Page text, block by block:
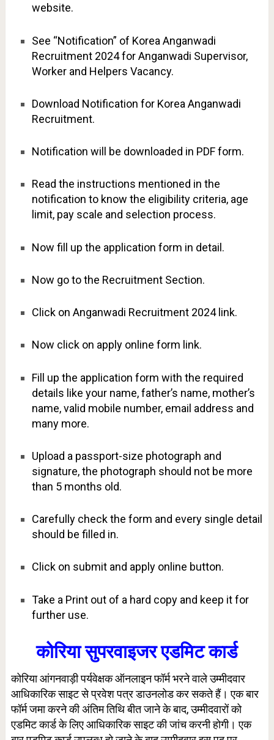
website.
See “Notification” of Korea Anganwadi
Recruitment 2024 for Anganwadi Supervisor,
Worker and Helpers Vacancy.
Download Notification for Korea Anganwadi
Recruitment.
Notification will be downloaded in PDF form.
Read the instructions mentioned in the
notification to know the eligibility criteria, age
limit, pay scale and selection process.
Now fill up the application form in detail.
Now go to the Recruitment Section.
Click on Anganwadi Recruitment 2024 link.
Now click on apply online form link.
Fill up the application form with the required
details like your name, father’s name, mother’s
name, valid mobile number, email address and
many more.
Upload a passport-size photograph and
signature, the photograph should not be more
than 5 months old.
Carefully check the form and every single detail
should be filled in.
Click on submit and apply online button.
Take a Print out of a hard copy and keep it for
further use.
कोरिया सुपरवाइजर एडमिट कार्ड
कोरिया आंगनवाड़ी पर्यवेक्षक ऑनलाइन फॉर्म भरने वाले उम्मीदवार
आधिकारिक साइट से प्रवेश पत्र डाउनलोड कर सकते हैं। एक बार
फॉर्म जमा करने की अंतिम तिथि बीत जाने के बाद, उम्मीदवारों को
एडमिट कार्ड के लिए आधिकारिक साइट की जांच करनी होगी। एक